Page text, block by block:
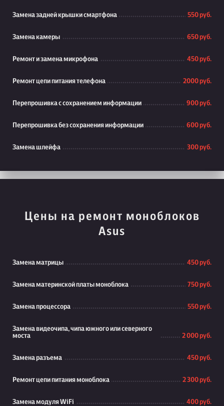
Замена задней крышки смартфона 550 руб.
Замена камеры 650 руб.
Ремонт и замена микрофона 450 руб.
Ремонт цепи питания телефона 2000 руб.
Перепрошивка с сохранением информации 900 руб.
Перепрошивка без сохранения информации 600 руб.
Замена шлейфа 300 руб.
Цены на ремонт моноблоков
Asus
Замена матрицы 450 руб.
Замена материнской платы моноблока 750 руб.
Замена процессора 550 руб.
Замена видеочипа, чипа южного или северного
моста
2 000 руб.
Замена разъема 450 руб.
Ремонт цепи питания моноблока 2 300 руб.
Замена модуля WiFi 400 руб.